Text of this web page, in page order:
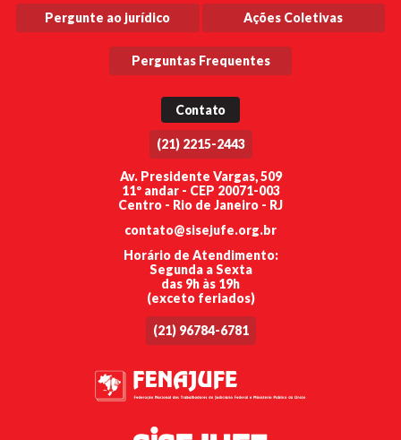
Pergunte ao jurídico Ações Coletivas
Perguntas Frequentes
Contato
(21) 2215-2443
Av. Presidente Vargas, 509
11º andar - CEP 20071-003
Centro - Rio de Janeiro - RJ
contato@sisejufe.org.br
Horário de Atendimento:
Segunda a Sexta
das 9h às 19h
(exceto feriados)
(21) 96784-6781